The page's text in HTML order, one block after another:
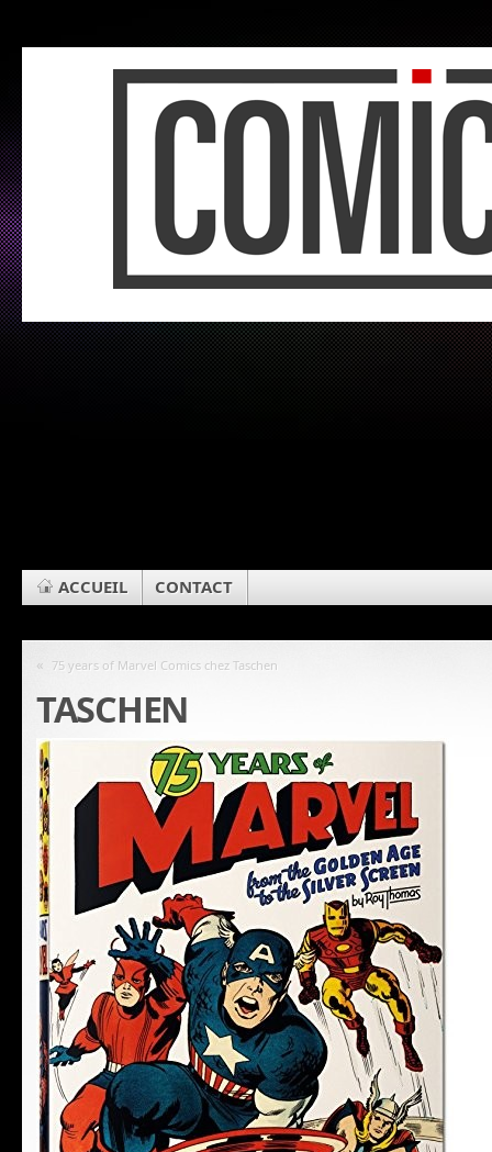
ACCUEIL CONTACT
« 75 years of Marvel Comics chez Taschen
TASCHEN